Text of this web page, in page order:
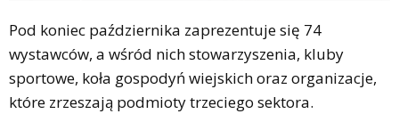
Pod koniec października zaprezentuje się 74
wystawców, a wśród nich stowarzyszenia, kluby
sportowe, koła gospodyń wiejskich oraz organizacje,
które zrzeszają podmioty trzeciego sektora.